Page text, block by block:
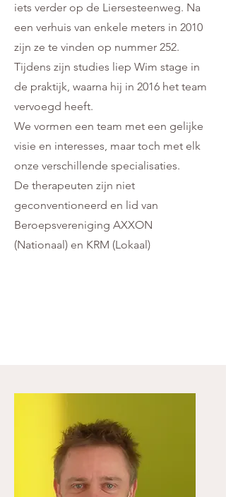
iets verder op de Liersesteenweg. Na
een verhuis van enkele meters in 2010
zijn ze te vinden op nummer 252.
Tijdens zijn studies liep Wim stage in
de praktijk, waarna hij in 2016 het team
vervoegd heeft.
We vormen een team met een gelijke
visie en interesses, maar toch met elk
onze verschillende specialisaties.
De therapeuten zijn niet
geconventioneerd en lid van
Beroepsvereniging AXXON
(Nationaal) en KRM (Lokaal)